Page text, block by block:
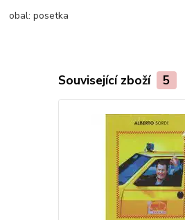
obal: posetka
Související zboží 5